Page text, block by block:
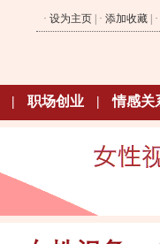
· 设为主页 | · 添加收藏 | ·
| 职场创业 | 情感关